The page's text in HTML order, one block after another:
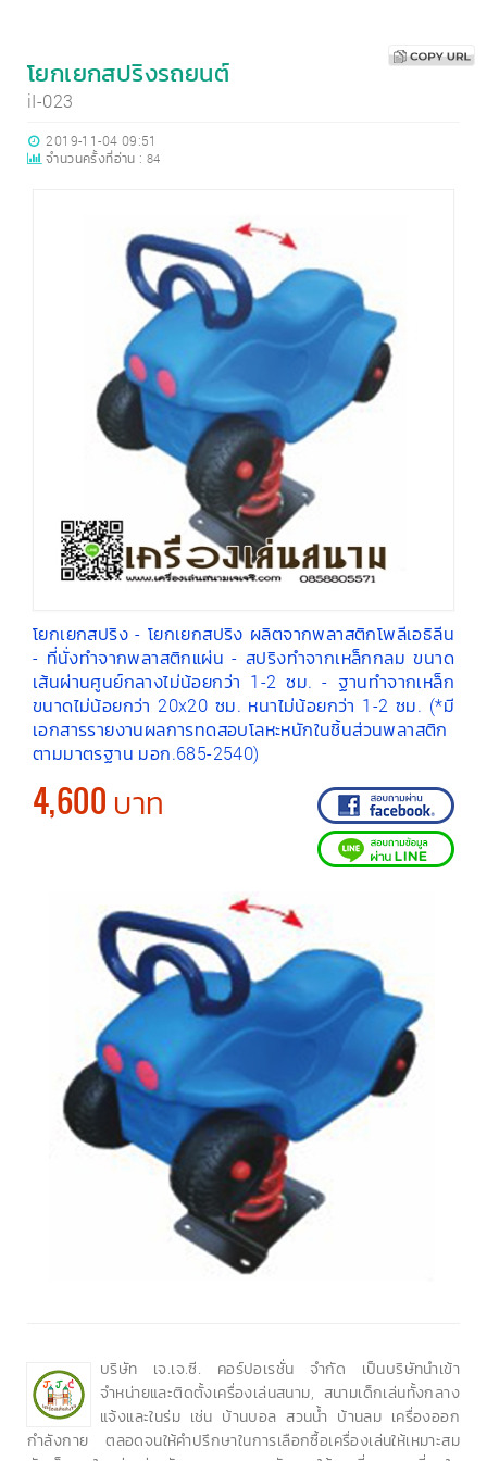
โยกเยกสปริงรถยนต์
iI-023
2019-11-04 09:51
จำนวนครั้งที่อ่าน : 84
โยกเยกสปริง - โยกเยกสปริง ผลิตจากพลาสติกโพลีเอธิลีน
- ที่นั่งทำจากพลาสติกแผ่น - สปริงทำจากเหล็กกลม ขนาด
เส้นผ่านศูนย์กลางไม่น้อยกว่า 1-2 ซม. - ฐานทำจากเหล็ก
ขนาดไม่น้อยกว่า 20x20 ซม. หนาไม่น้อยกว่า 1-2 ซม. (*มี
เอกสารรายงานผลการทดสอบโลหะหนักในชิ้นส่วนพลาสติก
ตามมาตรฐาน มอก.685-2540)
4,600 บาท
บริษัท เจ.เจ.ซี. คอร์ปอเรชั่น จำกัด เป็นบริษัทนำเข้า
จำหน่ายและติดตั้งเครื่องเล่นสนาม, สนามเด็กเล่นทั้งกลาง
แจ้งและในร่ม เช่น บ้านบอล สวนน้ำ บ้านลม เครื่องออก
กำลังกาย ตลอดจนให้คำปรึกษาในการเลือกซื้อเครื่องเล่นให้เหมาะสม